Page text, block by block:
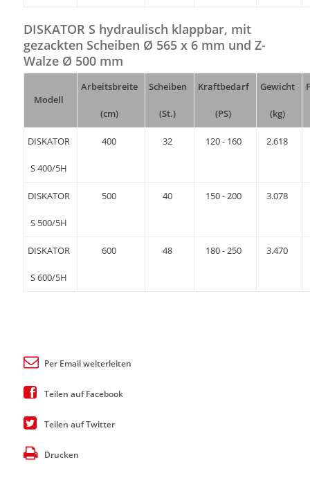
DISKATOR S hydraulisch klappbar, mit
gezackten Scheiben Ø 565 x 6 mm und Z-
Walze Ø 500 mm
Modell
Arbeitsbreite
(cm)
Scheiben
(St.)
Kraftbedarf
(PS)
Gewicht
(kg)
DISKATOR
S 400/5H
400 32 120 - 160 2.618
DISKATOR
S 500/5H
500 40 150 - 200 3.078
DISKATOR
S 600/5H
600 48 180 - 250 3.470
Per Email weiterleiten
Teilen auf Facebook
Teilen auf Twitter
Drucken